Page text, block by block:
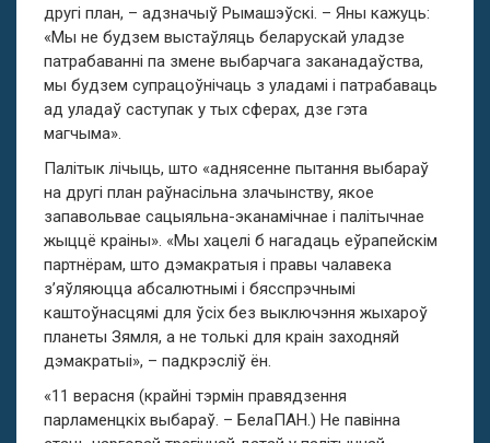
другі план, – адзначыў Рымашэўскі. – Яны кажуць:
«Мы не будзем выстаўляць беларускай уладзе
патрабаванні па змене выбарчага заканадаўства,
мы будзем супрацоўнічаць з уладамі і патрабаваць
ад уладаў саступак у тых сферах, дзе гэта
магчыма».
Палітык лічыць, што «аднясенне пытання выбараў
на другі план раўнасільна злачынству, якое
запавольвае сацыяльна-эканамічнае і палітычнае
жыццё краіны». «Мы хацелі б нагадаць еўрапейскім
партнёрам, што дэмакратыя і правы чалавека
з’яўляюцца абсалютнымі і бясспрэчнымі
каштоўнасцямі для ўсіх без выключэння жыхароў
планеты Зямля, а не толькі для краін заходняй
дэмакратыі», – падкрэсліў ён.
«11 верасня (крайні тэрмін правядзення
парламенцкіх выбараў. – БелаПАН.) Не павінна